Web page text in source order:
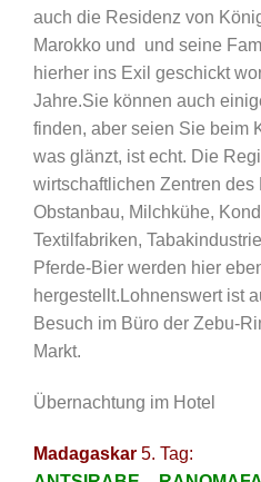
auch die Residenz von
Marokko und und seine
hierher ins Exil geschickt
Jahre.Sie können auch
finden, aber seien Sie beim
was glänzt, ist echt. Die
wirtschaftlichen Zentren des
Obstanbau, Milchkühe,
Textilfabriken,
Pferde-Bier werden hier
hergestellt.Lohnenswert ist
Besuch im Büro der Zebu-
Markt.
Übernachtung im Hotel
Madagaskar 5. Tag: